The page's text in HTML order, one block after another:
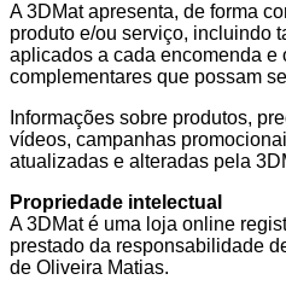
A 3DMat apresenta, de forma
produto e/ou serviço, incluindo
aplicados a cada encomenda e
complementares que possam
Informações sobre produtos,
vídeos, campanhas
atualizadas e alteradas pela
Propriedade intelectual
A 3DMat é uma loja online
prestado da responsabilidade
de Oliveira Matias.